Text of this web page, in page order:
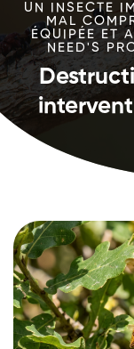
UN INSECTE
MAL
ÉQUIPÉE ET
NEED'S